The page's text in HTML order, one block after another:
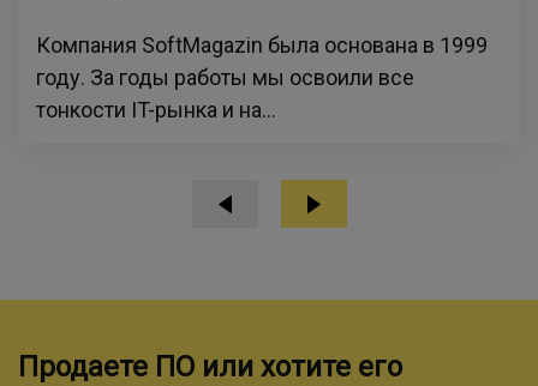
Компания SoftMagazin была основана в 1999
году. За годы работы мы освоили все
тонкости IT-рынка и на...
Продаете ПО или хотите его